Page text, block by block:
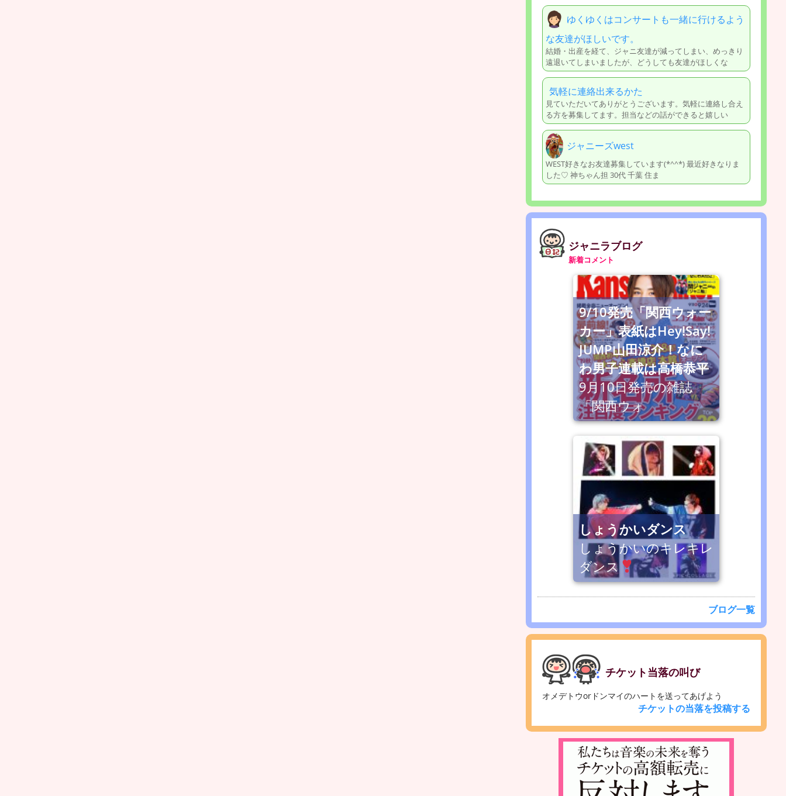
ゆくゆくはコンサートも一緒に行けるよう
な友達がほしいです。
結婚・出産を経て、ジャニ友達が減ってしまい、めっきり
遠退いてしまいましたが、どうしても友達がほしくな
気軽に連絡出来るかた
見ていただいてありがとうございます。気軽に連絡し合え
る方を募集してます。担当などの話ができると嬉しい
ジャニーズwest
WEST好きなお友達募集しています(*^^*) 最近好きなりま
した♡ 神ちゃん担 30代 千葉 住ま
ジャニラブログ
新着コメント
9/10発売「関西ウォー
カー」表紙はHey!Say!
JUMP山田涼介！なに
わ男子連載は高橋恭平
9月10日発売の雑誌
「関西ウォ
しょうかいダンス
しょうかいのキレキレ
ダンス
ブログ一覧
チケット当落の叫び
オメデトウorドンマイのハートを送ってあげよう
チケットの当落を投稿する